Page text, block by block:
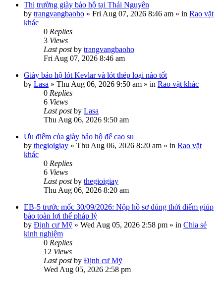
Thị trường giày bảo hộ tại Thái Nguyên
by trangvangbaoho » Fri Aug 07, 2026 8:46 am » in Rao vặt
khác
0 Replies
3 Views
Last postby trangvangbaoho
Fri Aug 07, 2026 8:46 am
Giày bảo hộ lót Kevlar và lót thép loại nào tốt
by Lasa » Thu Aug 06, 2026 9:50 am » in Rao vặt khác
0 Replies
6 Views
Last postby Lasa
Thu Aug 06, 2026 9:50 am
Ưu điểm của giày bảo hộ đế cao su
by thegioigiay » Thu Aug 06, 2026 8:20 am » in Rao vặt
khác
0 Replies
6 Views
Last postby thegioigiay
Thu Aug 06, 2026 8:20 am
EB-5 trước mốc 30/09/2026: Nộp hồ sơ đúng thời điểm giúp
bảo toàn lợi thế pháp lý
by Định cư Mỹ » Wed Aug 05, 2026 2:58 pm » in Chia sẻ
kinh nghiệm
0 Replies
12 Views
Last postby Định cư Mỹ
Wed Aug 05, 2026 2:58 pm